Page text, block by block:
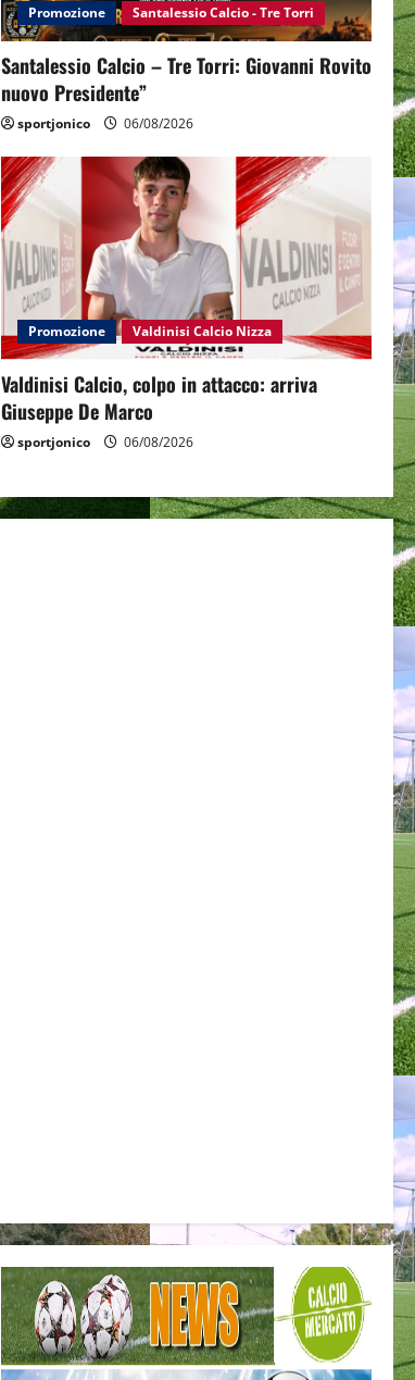
Promozione Santalessio Calcio - Tre Torri
Santalessio Calcio – Tre Torri: Giovanni Rovito
nuovo Presidente”
sportjonico 06/08/2026
Promozione Valdinisi Calcio Nizza
Valdinisi Calcio, colpo in attacco: arriva
Giuseppe De Marco
sportjonico 06/08/2026